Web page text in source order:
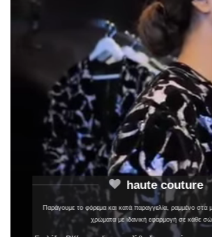
haute couture
Παράγουμε το φόρεμα και κατά παραγγελία, ραμμένο στα
χρώματα με ιδανική εφαρμογή σε κάθε